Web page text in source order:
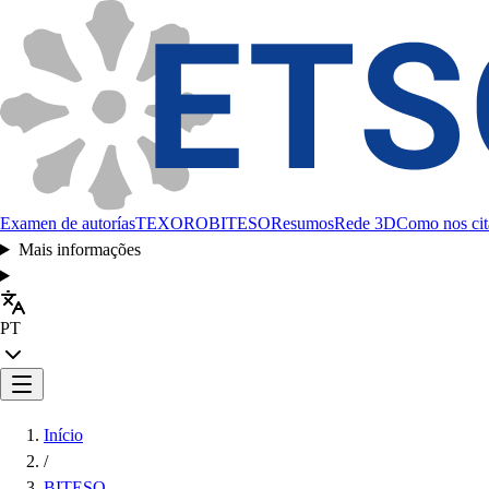
Examen de autoríasTEXOROBITESOResumosRede 3DComo nos
Mais informações
PT
Início
/